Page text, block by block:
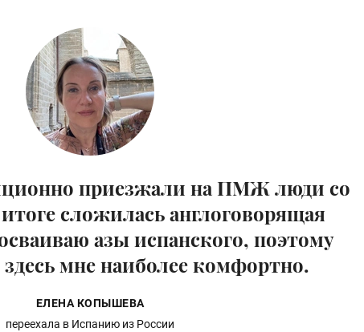
приезжали на ПМЖ люди со
сложилась англоговорящая
азы испанского, поэтому
мне наиболее комфортно.
ЕЛЕНА КОПЫШЕВА
переехала в Испанию из России